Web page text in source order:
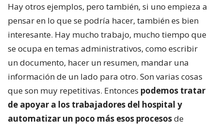
Hay otros ejemplos, pero también, si uno empieza a
pensar en lo que se podría hacer, también es bien
interesante. Hay mucho trabajo, mucho tiempo que
se ocupa en temas administrativos, como escribir
un documento, hacer un resumen, mandar una
información de un lado para otro. Son varias cosas
que son muy repetitivas. Entonces podemos tratar
de apoyar a los trabajadores del hospital y
automatizar un poco más esos procesosde